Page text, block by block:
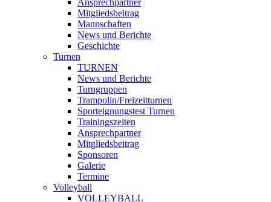
Ansprechpartner
Mitgliedsbeitrag
Mannschaften
News und Berichte
Geschichte
Turnen
TURNEN
News und Berichte
Turngruppen
Trampolin/Freizeitturnen
Sporteignungstest Turnen
Trainingszeiten
Ansprechpartner
Mitgliedsbeitrag
Sponsoren
Galerie
Termine
Volleyball
VOLLEYBALL